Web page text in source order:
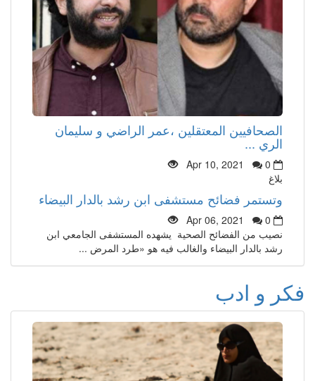
الصحافيين المعتقلين ،عمر الراضي و سليمان
الري ...
Apr 10, 2021
0
بلاغ
وتستمر فضائح مستشفى ابن رشد بالدار البيضاء
Apr 06, 2021
0
نصيب من الفضائح الصحية يشهده المستشفى الجامعي ابن
رشد بالدار البيضاء والغالب فيه هو «طرد المرض ...
فكر و ادب